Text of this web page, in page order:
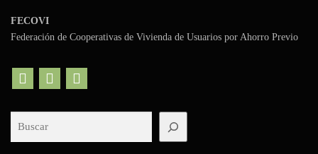
FECOVI
Federación de Cooperativas de Vivienda de Usuarios por Ahorro Previo